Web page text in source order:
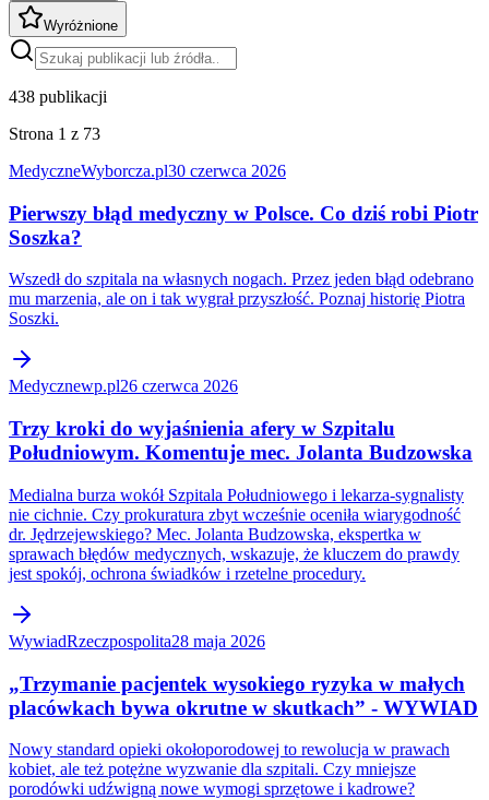
Wyróżnione
438 publikacji
Strona 1 z 73
MedyczneWyborcza.pl30 czerwca 2026
Pierwszy błąd medyczny w Polsce. Co dziś robi Piotr
Soszka?
Wszedł do szpitala na własnych nogach. Przez jeden błąd odebrano
mu marzenia, ale on i tak wygrał przyszłość. Poznaj historię Piotra
Soszki.
Medycznewp.pl26 czerwca 2026
Trzy kroki do wyjaśnienia afery w Szpitalu
Południowym. Komentuje mec. Jolanta Budzowska
Medialna burza wokół Szpitala Południowego i lekarza-sygnalisty
nie cichnie. Czy prokuratura zbyt wcześnie oceniła wiarygodność
dr. Jędrzejewskiego? Mec. Jolanta Budzowska, ekspertka w
sprawach błędów medycznych, wskazuje, że kluczem do prawdy
jest spokój, ochrona świadków i rzetelne procedury.
WywiadRzeczpospolita28 maja 2026
„Trzymanie pacjentek wysokiego ryzyka w małych
placówkach bywa okrutne w skutkach” - WYWIAD
Nowy standard opieki okołoporodowej to rewolucja w prawach
kobiet, ale też potężne wyzwanie dla szpitali. Czy mniejsze
porodówki udźwigną nowe wymogi sprzętowe i kadrowe?